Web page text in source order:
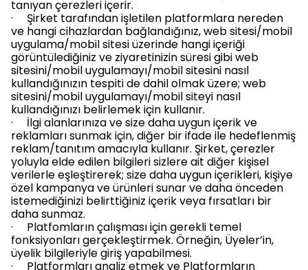
tanıyan çerezleri içerir.
· Şirket tarafından işletilen platformlara nereden
ve hangi cihazlardan bağlandığınız, web sitesi/mobil
uygulama/mobil sitesi üzerinde hangi içeriği
görüntülediğiniz ve ziyaretinizin süresi gibi web
sitesini/mobil uygulamayı/mobil sitesini nasıl
kullandığınızın tespiti de dahil olmak üzere; web
sitesini/mobil uygulamayı/mobil siteyi nasıl
kullandığınızı belirlemek için kullanır.
· İlgi alanlarınıza ve size daha uygun içerik ve
reklamları sunmak için, diğer bir ifade ile hedeflenmiş
reklam/tanıtım amacıyla kullanır. Şirket, çerezler
yoluyla elde edilen bilgileri sizlere ait diğer kişisel
verilerle eşleştirerek; size daha uygun içerikleri, kişiye
özel kampanya ve ürünleri sunar ve daha önceden
istemediğinizi belirttiğiniz içerik veya fırsatları bir
daha sunmaz.
· Platfomların çalışması için gerekli temel
fonksiyonları gerçekleştirmek. Örneğin, Üyeler’in,
üyelik bilgileriyle giriş yapabilmesi.
· Platformları analiz etmek ve Platformların